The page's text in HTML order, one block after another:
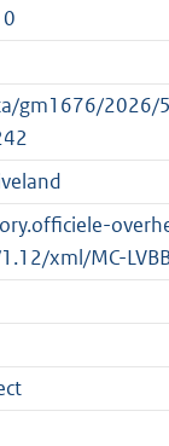
gm1676/2026/
xml/MC-